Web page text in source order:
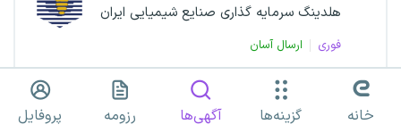
هلدینگ سرمایه گذاری صنایع شیمیایی ایران
فوری
ارسال آسان
کل کشور
پروژه‌ای
خانه گزینه‌ها آگهی‌ها رزومه پروفایل